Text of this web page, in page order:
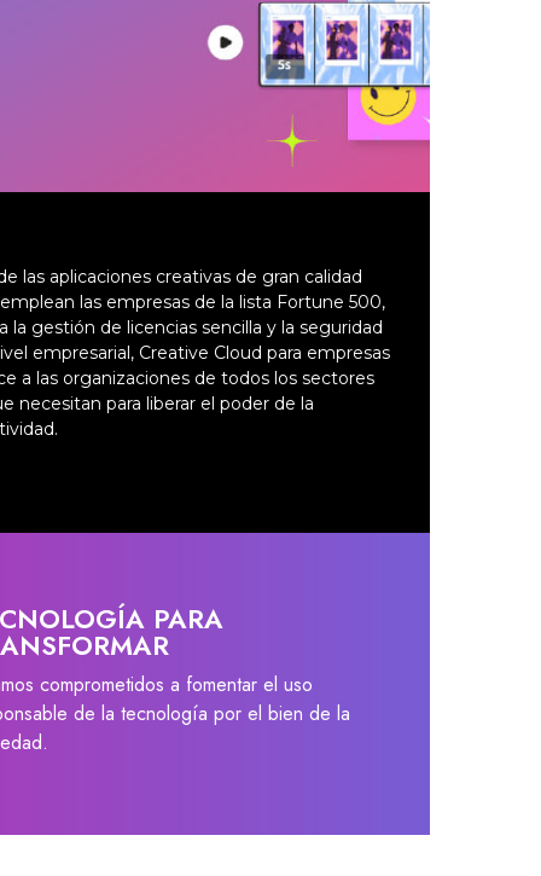
las aplicaciones creativas de gran calidad
las empresas de la lista Fortune 500,
la gestión de licencias sencilla y la seguridad
empresarial, Creative Cloud para empresas
a las organizaciones de todos los sectores
necesitan para liberar el poder de la
PARA
comprometidos a fomentar el uso
de la tecnología por el bien de la